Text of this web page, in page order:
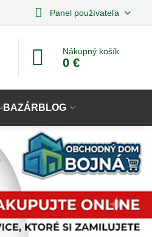
Panel používateľa
Nákupný košík
0 €
BAZÁR BLOG